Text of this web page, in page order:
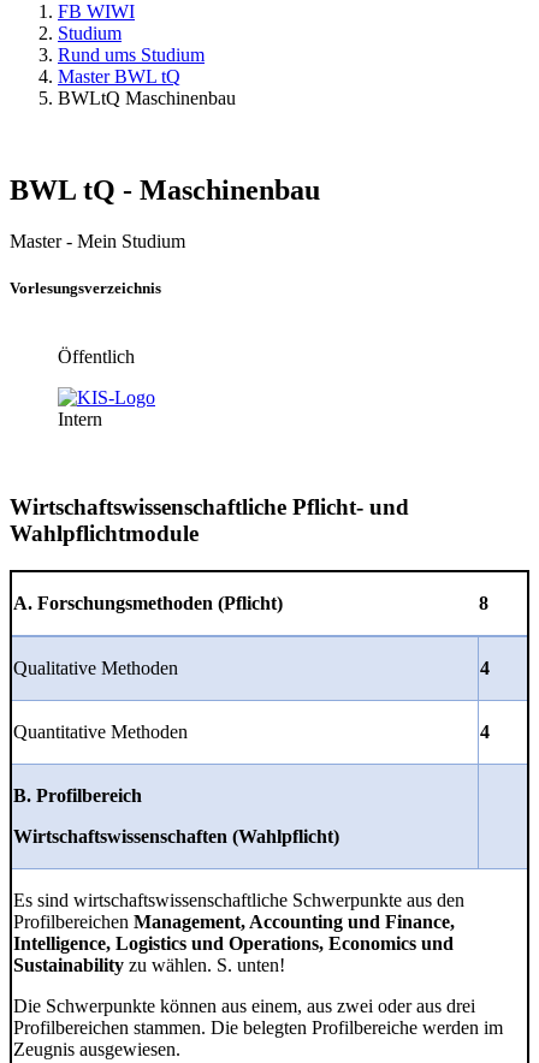
FB WIWI
Studium
Rund ums Studium
Master BWL tQ
BWLtQ Maschinenbau
BWL tQ - Maschinenbau
Master - Mein Studium
Vorlesungsverzeichnis
Öffentlich
Intern
Wirtschaftswissenschaftliche Pflicht- und
Wahlpflichtmodule
A. Forschungsmethoden (Pflicht) 8
Qualitative Methoden 4
Quantitative Methoden 4
B. Profilbereich
Wirtschaftswissenschaften (Wahlpflicht)
Es sind wirtschaftswissenschaftliche Schwerpunkte aus den
Profilbereichen Management, Accounting und Finance,
Intelligence, Logistics und Operations, Economics und
Sustainability zu wählen. S. unten!
Die Schwerpunkte können aus einem, aus zwei oder aus drei
Profilbereichen stammen. Die belegten Profilbereiche werden im
Zeugnis ausgewiesen.